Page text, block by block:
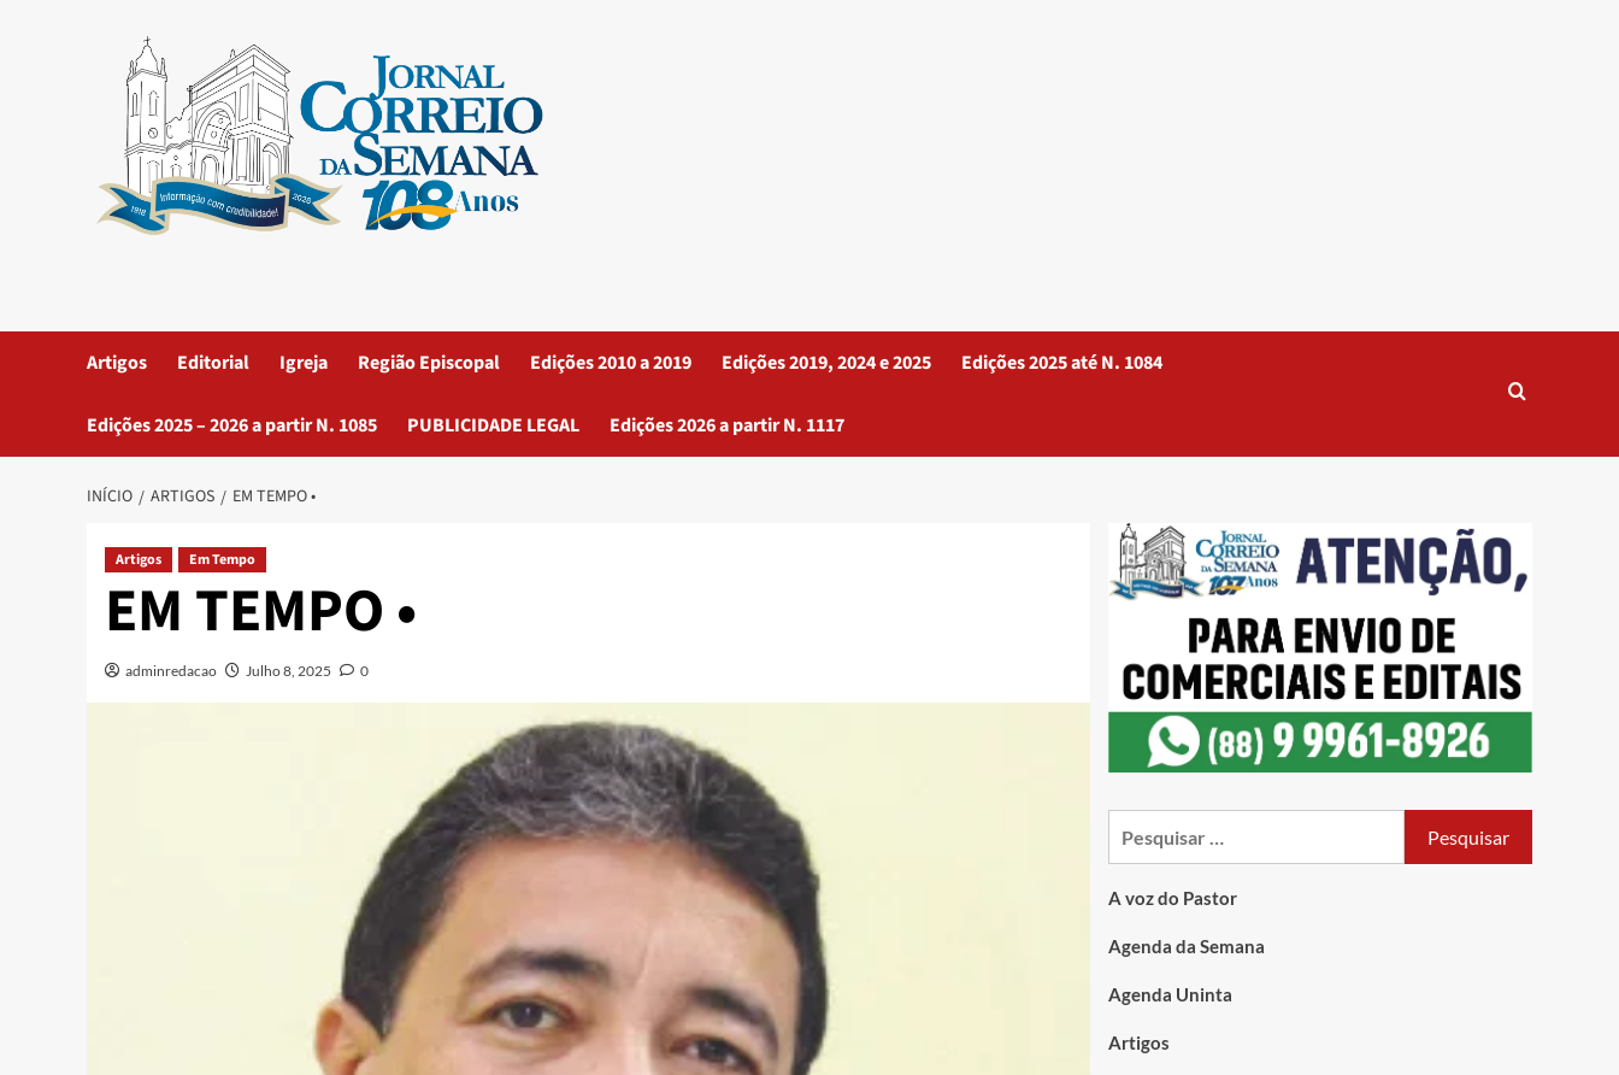
Artigos Editorial Igreja Região Episcopal Edições 2010 a 2019 Edições 2019, 2024 e 2025 Edições 2025 até N. 1084
Edições 2025 – 2026 a partir N. 1085 PUBLICIDADE LEGAL Edições 2026 a partir N. 1117
INÍCIO ARTIGOS EM TEMPO •
Artigos Em Tempo
EM TEMPO •
adminredacao Julho 8, 2025 0
A voz do Pastor
Agenda da Semana
Agenda Uninta
Artigos